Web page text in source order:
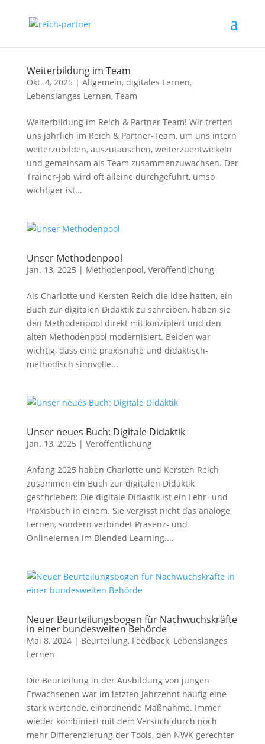
Weiterbildung im Team
Okt. 4, 2025 | Allgemein, digitales Lernen,
Lebenslanges Lernen, Team
Weiterbildung im Reich & Partner Team! Wir treffen
uns jährlich im Reich & Partner-Team, um uns intern
weiterzubilden, auszutauschen, weiterzuentwickeln
und gemeinsam als Team zusammenzuwachsen. Der
Trainer-Job wird oft alleine durchgeführt, umso
wichtiger ist...
Unser Methodenpool
Jan. 13, 2025 | Methodenpool, Veröffentlichung
Als Charlotte und Kersten Reich die Idee hatten, ein
Buch zur digitalen Didaktik zu schreiben, haben sie
den Methodenpool direkt mit konzipiert und den
alten Methodenpool modernisiert. Beiden war
wichtig, dass eine praxisnahe und didaktisch-
methodisch sinnvolle...
Unser neues Buch: Digitale Didaktik
Jan. 13, 2025 | Veröffentlichung
Anfang 2025 haben Charlotte und Kersten Reich
zusammen ein Buch zur digitalen Didaktik
geschrieben: Die digitale Didaktik ist ein Lehr- und
Praxisbuch in einem. Sie vergisst nicht das analoge
Lernen, sondern verbindet Präsenz- und
Onlinelernen im Blended Learning....
Neuer Beurteilungsbogen für Nachwuchskräfte
in einer bundesweiten Behörde
Mai 8, 2024| Beurteilung, Feedback, Lebenslanges
Lernen
Die Beurteilung in der Ausbildung von jungen
Erwachsenen war im letzten Jahrzehnt häufig eine
stark wertende, einordnende Maßnahme. Immer
wieder kombiniert mit dem Versuch durch noch
mehr Differenzierung der Tools, den NWK gerechter